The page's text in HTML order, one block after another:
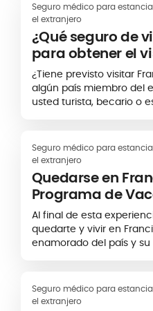
Seguro médico para
el extranjero
¿Qué seguro de
para obtener el
¿Tiene previsto visitar
algún país miembro del
usted turista, becario o
Seguro médico para
el extranjero
Quedarse en
Programa de
Al final de esta
quedarte y vivir en
enamorado del país y
Seguro médico para
el extranjero